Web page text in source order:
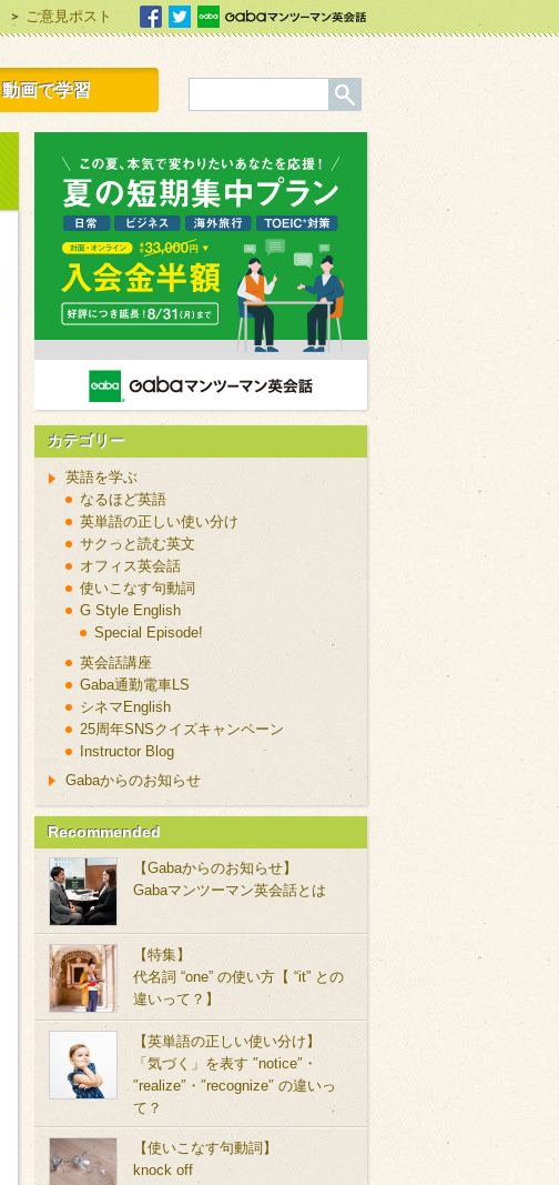
ご意見ポスト facebook
Twitter Gabaマンツーマン英会話
動画で学習
カテゴリー
英語を学ぶ
なるほど英語
英単語の正しい使い分け
サクっと読む英文
オフィス英会話
使いこなす句動詞
G Style English
Special Episode!
英会話講座
Gaba通勤電車LS
シネマEnglish
25周年SNSクイズキャンペーン
Instructor Blog
Gabaからのお知らせ
Recommended
【Gabaからのお知らせ】
Gabaマンツーマン英会話とは
【特集】
代名詞 “one” の使い方【 “it” との
違いって？】
【英単語の正しい使い分け】
「気づく」を表す ″notice″・
″realize″・″recognize″ の違いっ
て？
【使いこなす句動詞】
knock off